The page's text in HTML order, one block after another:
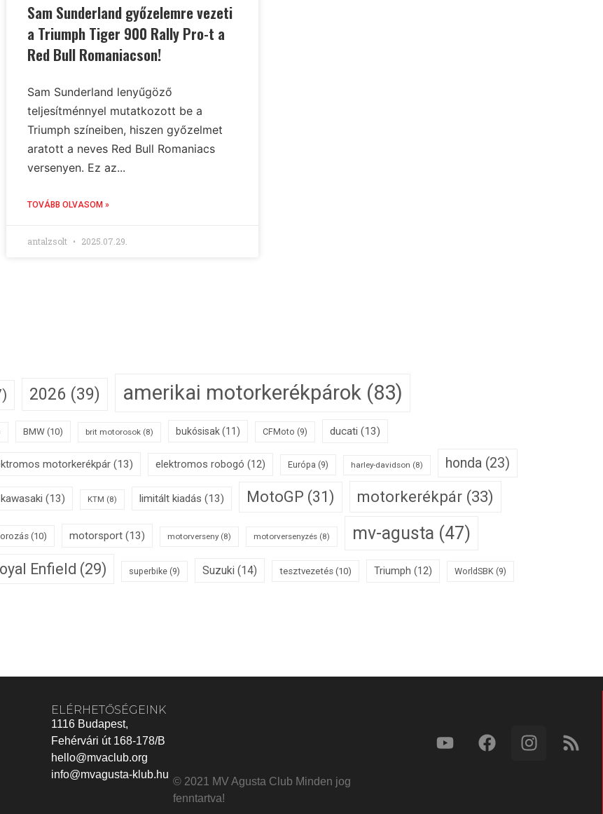
Sam Sunderland győzelemre vezeti
a Triumph Tiger 900 Rally Pro-t a
Red Bull Romaniacson!
Sam Sunderland lenyűgöző
teljesítménnyel mutatkozott be a
Triumph színeiben, hiszen győzelmet
aratott a neves Red Bull Romaniacs
versenyen. Ez az...
TOVÁBB OLVASOM »
antalzsolt 2025.07.29.
2026 (39) amerikai motorkerékpárok (83)
BMW (10) brit motorosok (8) bukósisak(11) CFMoto (9) ducati (13)
motorkerékpár (13) elektromos robogó (12) Európa (9) harley-davidson (8) honda (23)
kawasaki (13) KTM (8) limitált kiadás (13) MotoGP (31) motorkerékpár (33)
(10) motorsport (13) motorverseny(8) motorversenyzés (8) mv-agusta (47)
Enfield (29) superbike (9) Suzuki (14) tesztvezetés (10) Triumph (12) WorldSBK (9)
ELÉRHETŐSÉGEINK
1116 Budapest,
Fehérvári út 168-178/B
hello@mvaclub.org
info@mvagusta-klub.hu
© 2021 MV Agusta Club Minden jog
fenntartva!